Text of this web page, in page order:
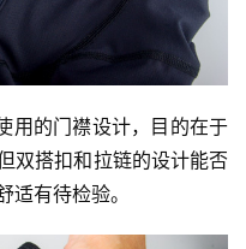
用的门襟设计，目的在于
双搭扣和拉链的设计能否
有待检验。